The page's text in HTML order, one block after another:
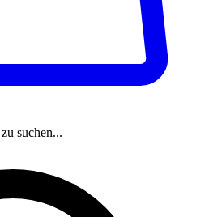
suchen...